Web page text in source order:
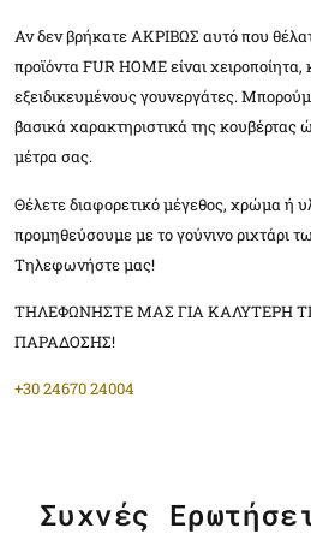
Αν δεν βρήκατε ΑΚΡΙΒΩΣ αυτό που
προϊόντα FUR HOME είναι
εξειδικευμένους γουνεργάτες.
βασικά χαρακτηριστικά της κουβέρτας
μέτρα σας.
Θέλετε διαφορετικό μέγεθος, χρώμα ή
προμηθεύσουμε με το γούνινο ριχτάρι
Τηλεφωνήστε μας!
ΤΗΛΕΦΩΝΗΣΤΕ ΜΑΣ ΓΙΑ ΚΑΛΥΤΕΡΗ
ΠΑΡΑΔΟΣΗΣ!
+30 24670 24004
Συχνές